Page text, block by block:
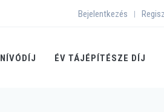
Bejelentkezés |
NÍVÓDÍJ ÉV TÁJÉPÍTÉSZE DÍJ